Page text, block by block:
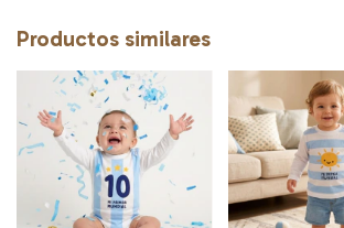
Productos similares